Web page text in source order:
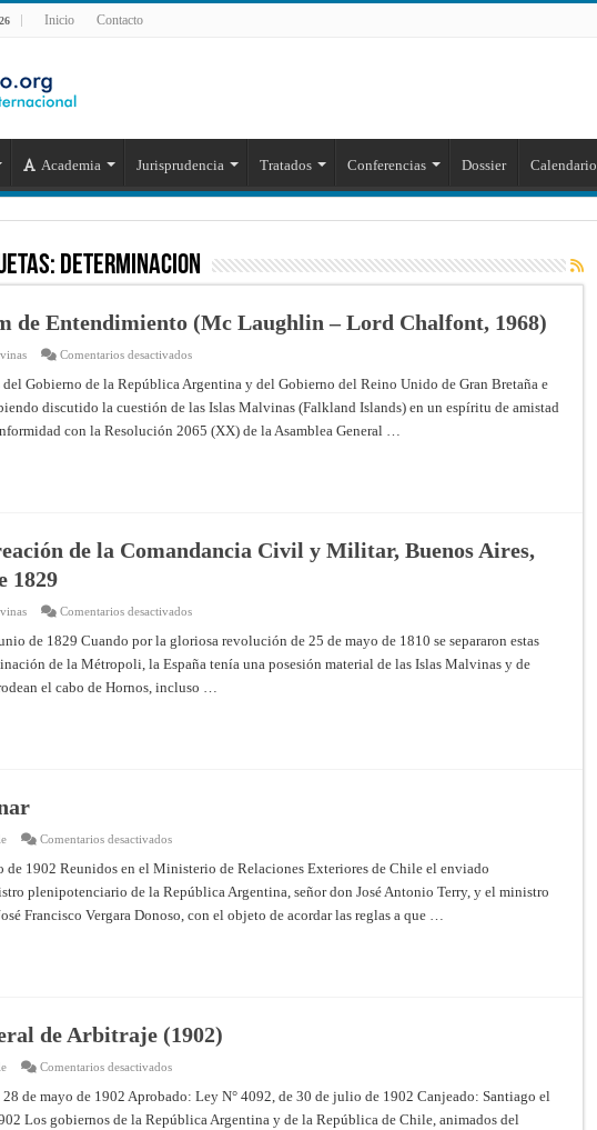
Inicio Contacto
Academia Jurisprudencia Tratados Conferencias Dossier Calendario
determinacion
de Entendimiento (Mc Laughlin – Lord Chalfont, 1968)
Comentarios desactivadosen
de
Entendimiento
(Mc
–
del Gobierno de la República Argentina y del Gobierno del Reino Unido de Gran Bretaña e
discutido la cuestión de las Islas Malvinas (Falkland Islands) en un espíritu de amistad
con la Resolución 2065 (XX) de la Asamblea General …
de la Comandancia Civil y Militar, Buenos Aires,
1829
Comentarios desactivadosen
de
creación
de
Comandancia
de 1829 Cuando por la gloriosa revolución de 25 de mayo de 1810 se separaron estas
de la Métropoli, la España tenía una posesión material de las Islas Malvinas y de
el cabo de Hornos, incluso …
Comentarios desactivadosen
Preliminar
de 1902 Reunidos en el Ministerio de Relaciones Exteriores de Chile el enviado
plenipotenciario de la República Argentina, señor don José Antonio Terry, y el ministro
Francisco Vergara Donoso, con el objeto de acordar las reglas a que …
de Arbitraje (1902)
Comentarios desactivadosen
General
de
Arbitraje
de mayo de 1902 Aprobado: Ley N° 4092, de 30 de julio de 1902 Canjeado: Santiago el
Los gobiernos de la República Argentina y de la República de Chile, animados del